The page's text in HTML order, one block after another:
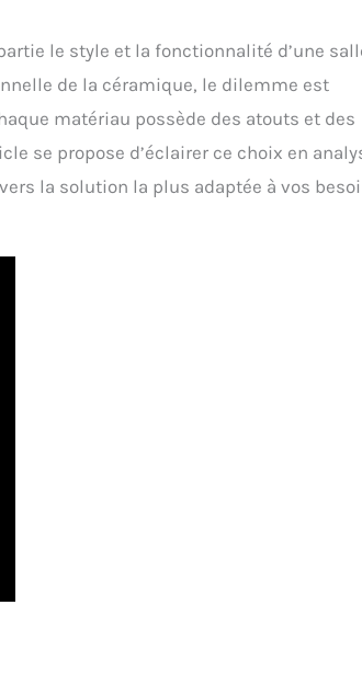
le style et la fonctionnalité d’une
de la céramique, le dilemme est
matériau possède des atouts et des
se propose d’éclairer ce choix en
la solution la plus adaptée à vos